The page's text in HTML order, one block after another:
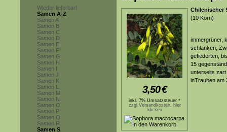
Wieder lieferbar!
Samen A-Z
Samen A
Samen B
Samen C
Samen D
Samen E
Samen F
Samen G
Samen H
Samen I
Samen J
Samen K
Samen L
Samen M
Samen N
Samen O
Samen P
Samen Q
Samen R
Samen S
3,50€
inkl. 7% Umsatzsteuer *
zzgl.Versandkosten, hier
klicken
Chilenischer
(10 Korn)
immergrüner,
schlanken,
gefiederten,
15
unterseits zart
inTrauben am